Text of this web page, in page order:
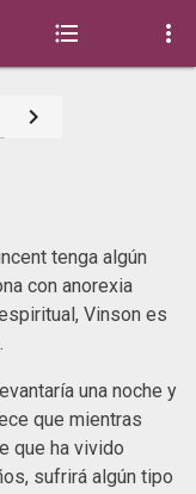
 

tenga algún
con anorexia
Vinson es
una noche y
que mientras
que ha vivido
sufrirá algún tipo